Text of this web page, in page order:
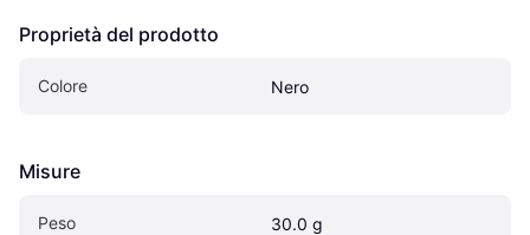
Proprietà del prodotto
Colore Nero
Misure
Peso 30.0 g